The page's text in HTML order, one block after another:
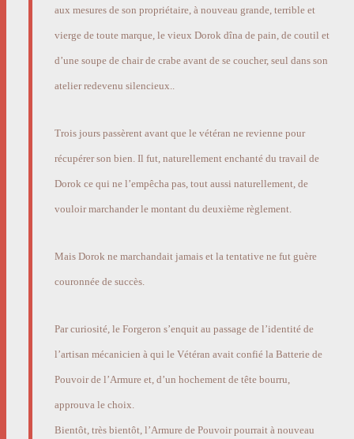
aux mesures de son propriétaire, à nouveau grande, terrible et
vierge de toute marque, le vieux Dorok dîna de pain, de coutil et
d’une soupe de chair de crabe avant de se coucher, seul dans son
atelier redevenu silencieux..
Trois jours passèrent avant que le vétéran ne revienne pour
récupérer son bien. Il fut, naturellement enchanté du travail de
Dorok ce qui ne l’empêcha pas, tout aussi naturellement, de
vouloir marchander le montant du deuxième règlement.
Mais Dorok ne marchandait jamais et la tentative ne fut guère
couronnée de succès.
Par curiosité, le Forgeron s’enquit au passage de l’identité de
l’artisan mécanicien à qui le Vétéran avait confié la Batterie de
Pouvoir de l’Armure et, d’un hochement de tête bourru,
approuva le choix.
Bientôt, très bientôt, l’Armure de Pouvoir pourrait à nouveau